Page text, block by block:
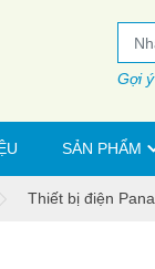
Gợi
SẢN PHẨM
Thiết bị điện